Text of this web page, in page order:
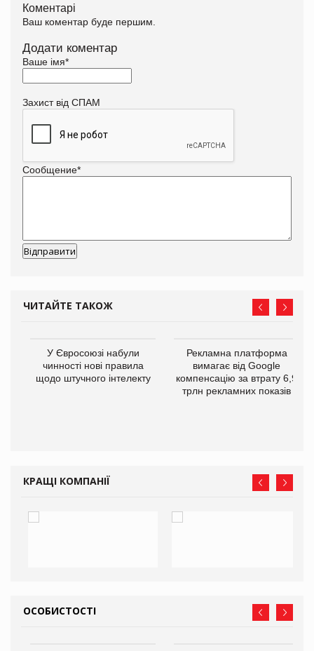
Коментарі
Ваш коментар буде першим.
Додати коментар
Ваше імя*
Захист від СПАМ
Сообщение*
ЧИТАЙТЕ ТАКОЖ
У Євросоюзі набули
чинності нові правила
щодо штучного інтелекту
Рекламна платформа
вимагає від Google
компенсацію за втрату 6,9
трлн рекламних показів
КРАЩІ КОМПАНІЇ
ОСОБИСТОСТІ